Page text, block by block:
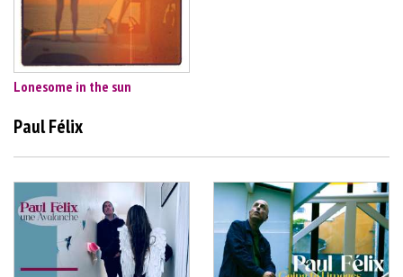
Lonesome in the sun
Paul Félix